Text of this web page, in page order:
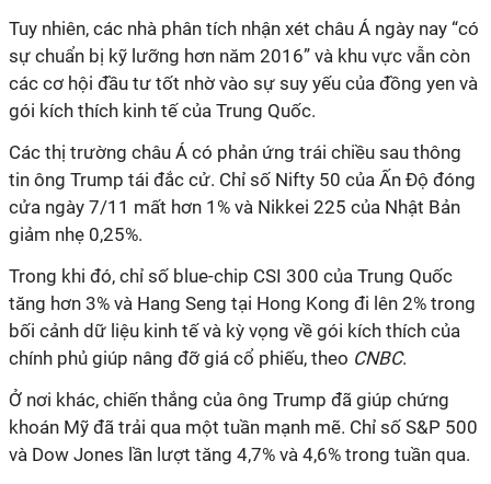
Tuy nhiên, các nhà phân tích nhận xét châu Á ngày nay “có
sự chuẩn bị kỹ lưỡng hơn năm 2016” và khu vực vẫn còn
các cơ hội đầu tư tốt nhờ vào sự suy yếu của đồng yen và
gói kích thích kinh tế của Trung Quốc.
Các thị trường châu Á có phản ứng trái chiều sau thông
tin ông Trump tái đắc cử. Chỉ số Nifty 50 của Ấn Độ đóng
cửa ngày 7/11 mất hơn 1% và Nikkei 225 của Nhật Bản
giảm nhẹ 0,25%.
Trong khi đó, chỉ số blue-chip CSI 300 của Trung Quốc
tăng hơn 3% và Hang Seng tại Hong Kong đi lên 2% trong
bối cảnh dữ liệu kinh tế và kỳ vọng về gói kích thích của
chính phủ giúp nâng đỡ giá cổ phiếu, theo CNBC.
Ở nơi khác, chiến thắng của ông Trump đã giúp chứng
khoán Mỹ đã trải qua một tuần mạnh mẽ. Chỉ số S&P 500
và Dow Jones lần lượt tăng 4,7% và 4,6% trong tuần qua.